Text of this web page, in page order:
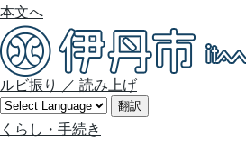
本文へ
ルビ振り ／ 読み上げ
翻訳
くらし・手続き